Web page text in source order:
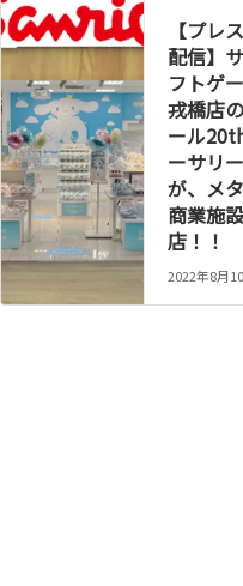
【プレ
配信】
フトゲ
戎橋店
ール
ーサリ
が、メ
商業施
店！！
2022年8月